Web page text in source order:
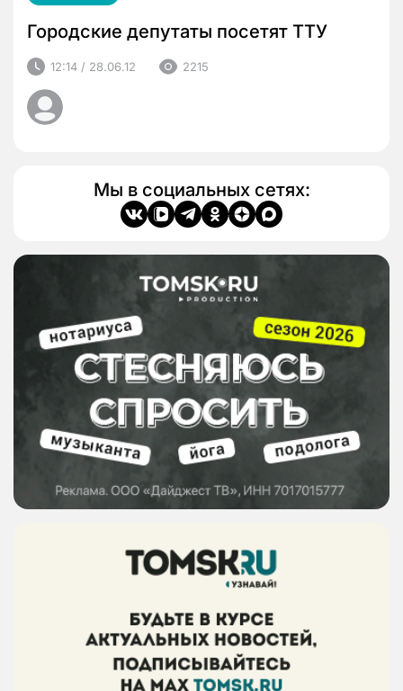
Городские депутаты посетят ТТУ
12:14 / 28.06.12 2215
Мы в социальных сетях: